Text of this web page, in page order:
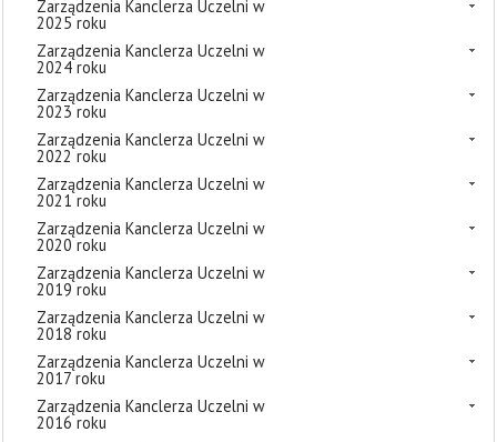
Zarządzenia Kanclerza Uczelni w
2025 roku
Zarządzenia Kanclerza Uczelni w
2024 roku
Zarządzenia Kanclerza Uczelni w
2023 roku
Zarządzenia Kanclerza Uczelni w
2022 roku
Zarządzenia Kanclerza Uczelni w
2021 roku
Zarządzenia Kanclerza Uczelni w
2020 roku
Zarządzenia Kanclerza Uczelni w
2019 roku
Zarządzenia Kanclerza Uczelni w
2018 roku
Zarządzenia Kanclerza Uczelni w
2017 roku
Zarządzenia Kanclerza Uczelni w
2016 roku